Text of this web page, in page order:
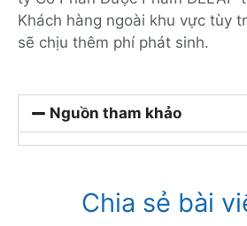
Khách hàng ngoài khu vực tùy
sẽ chịu thêm phí phát sinh.
Nguồn tham khảo
Chia sẻ bài